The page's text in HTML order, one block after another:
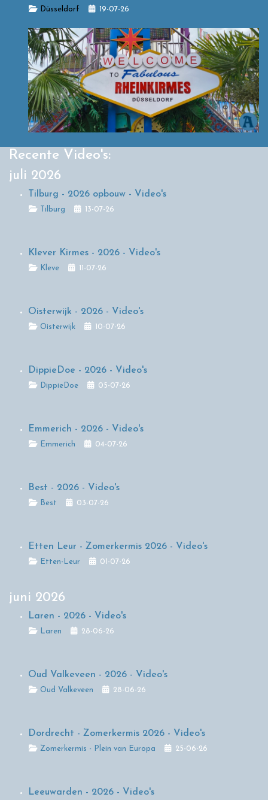
DetailsDüsseldorf 19-07-26
Recente Video's:
juli 2026
Tilburg - 2026 opbouw - Video's
Details
Tilburg 13-07-26
Klever Kirmes - 2026 - Video's
Details
Kleve 11-07-26
Oisterwijk - 2026 - Video's
DetailsOisterwijk 10-07-26
DippieDoe - 2026 - Video's
DetailsDippieDoe 05-07-26
Emmerich - 2026 - Video's
DetailsEmmerich 04-07-26
Best - 2026 - Video's
Details
Best 03-07-26
Etten Leur - Zomerkermis 2026 - Video's
DetailsEtten-Leur 01-07-26
juni 2026
Laren - 2026 - Video's
Details
Laren 28-06-26
Oud Valkeveen - 2026 - Video's
DetailsOud Valkeveen 28-06-26
Dordrecht - Zomerkermis 2026 - Video's
Details
Zomerkermis - Plein van Europa 25-06-26
Leeuwarden - 2026 - Video's